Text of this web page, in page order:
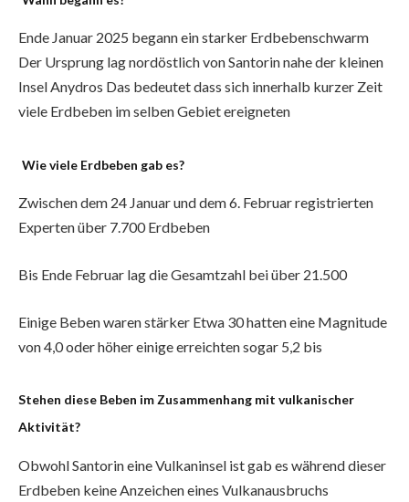
Ende Januar 2025 begann ein starker Erdbebenschwarm
Der Ursprung lag nordöstlich von Santorin nahe der kleinen
Insel Anydros Das bedeutet dass sich innerhalb kurzer Zeit
viele Erdbeben im selben Gebiet ereigneten
Wie viele Erdbeben gab es?
Zwischen dem 24 Januar und dem 6. Februar registrierten
Experten über 7.700 Erdbeben
Bis Ende Februar lag die Gesamtzahl bei über 21.500
Einige Beben waren stärker Etwa 30 hatten eine Magnitude
von 4,0 oder höher einige erreichten sogar 5,2 bis
Stehen diese Beben im Zusammenhang mit vulkanischer
Aktivität?
Obwohl Santorin eine Vulkaninsel ist gab es während dieser
Erdbeben keine Anzeichen eines Vulkanausbruchs